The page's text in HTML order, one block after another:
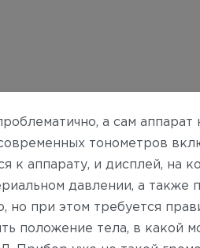
а сам аппарат
тонометров
к аппарату, и дисплей, на
давлении, а также
но при этом требуется
положение тела, в какой